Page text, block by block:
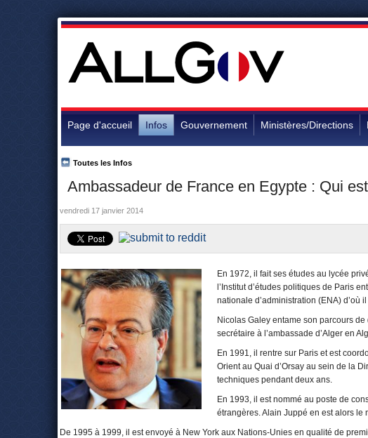
Page d'accueil Infos Gouvernement Ministères/Directions
Ambassadeur de France en Egypte : Qui
Toutes les Infos
vendredi 17 janvier 2014
En 1972, il fait ses études au lycée
l’Institut d’études politiques de Paris
nationale d’administration (ENA) d’où
Nicolas Galey entame son parcours
secrétaire à l’ambassade d’Alger en
En 1991, il rentre sur Paris et est
Orient au Quai d’Orsay au sein de la
techniques pendant deux ans.
En 1993, il est nommé au poste de
étrangères. Alain Juppé en est alors le
De 1995 à 1999, il est envoyé à New York aux Nations-Unies en qualité de